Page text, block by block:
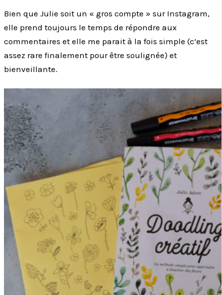
Bien que Julie soit un « gros compte » sur Instagram,
elle prend toujours le temps de répondre aux
commentaires et elle me parait à la fois simple (c’est
assez rare finalement pour être soulignée) et
bienveillante.